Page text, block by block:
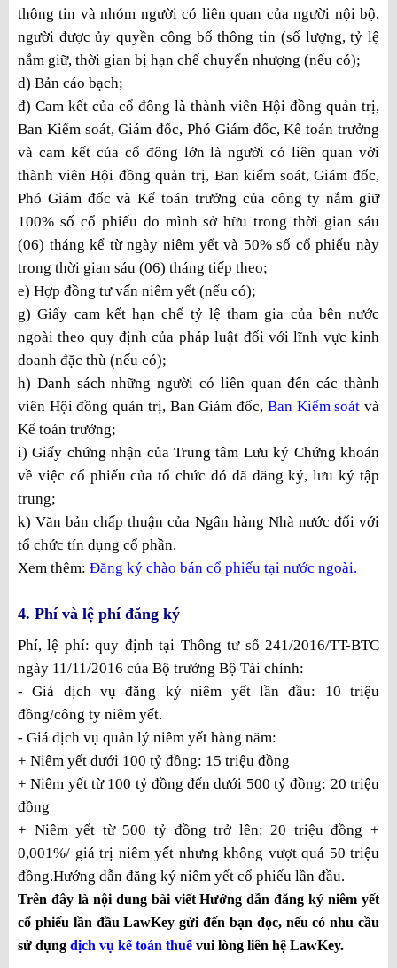
thông tin và nhóm người có liên quan của người nội bộ,
người được ủy quyền công bố thông tin (số lượng, tỷ lệ
nắm giữ, thời gian bị hạn chế chuyển nhượng (nếu có);
d) Bản cáo bạch;
đ) Cam kết của cổ đông là thành viên Hội đồng quản trị,
Ban Kiểm soát, Giám đốc, Phó Giám đốc, Kế toán trưởng
và cam kết của cổ đông lớn là người có liên quan với
thành viên Hội đồng quản trị, Ban kiểm soát, Giám đốc,
Phó Giám đốc và Kế toán trưởng của công ty nắm giữ
100% số cổ phiếu do mình sở hữu trong thời gian sáu
(06) tháng kể từ ngày niêm yết và 50% số cổ phiếu này
trong thời gian sáu (06) tháng tiếp theo;
e) Hợp đồng tư vấn niêm yết (nếu có);
g) Giấy cam kết hạn chế tỷ lệ tham gia của bên nước
ngoài theo quy định của pháp luật đối với lĩnh vực kinh
doanh đặc thù (nếu có);
h) Danh sách những người có liên quan đến các thành
viên Hội đồng quản trị, Ban Giám đốc, Ban Kiểm soát và
Kế toán trưởng;
i) Giấy chứng nhận của Trung tâm Lưu ký Chứng khoán
về việc cổ phiếu của tổ chức đó đã đăng ký, lưu ký tập
trung;
k) Văn bản chấp thuận của Ngân hàng Nhà nước đối với
tổ chức tín dụng cổ phần.
Xem thêm: Đăng ký chào bán cổ phiếu tại nước ngoài.
4. Phí và lệ phí đăng ký
Phí, lệ phí: quy định tại Thông tư số 241/2016/TT-BTC
ngày 11/11/2016 của Bộ trưởng Bộ Tài chính:
-​Giá dịch vụ đăng ký niêm yết lần đầu: 10 triệu
đồng/công ty niêm yết.
-​ Giá dịch vụ quản lý niêm yết hàng năm:
+ Niêm yết dưới 100 tỷ đồng: 15 triệu đồng
+ Niêm yết từ 100 tỷ đồng đến dưới 500 tỷ đồng: 20 triệu
đồng
+ Niêm yết từ 500 tỷ đồng trở lên: 20 triệu đồng +
0,001%/ giá trị niêm yết nhưng không vượt quá 50 triệu
đồng.Hướng dẫn đăng ký niêm yết cổ phiếu lần đầu.
Trên đây là nội dung bài viết Hướng dẫn đăng ký niêm yết
cổ phiếu lần đầu LawKey gửi đến bạn đọc, nếu có nhu cầu
sử dụng dịch vụ kế toán thuếvui lòng liên hệ LawKey.